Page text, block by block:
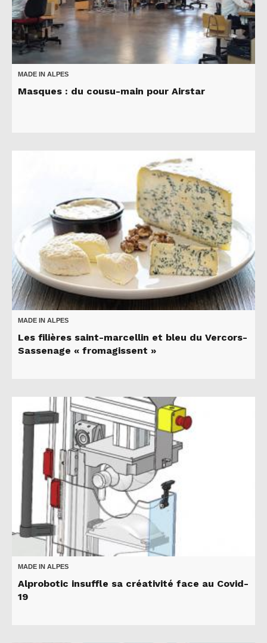
MADE IN ALPES
Masques : du cousu-main pour Airstar
MADE IN ALPES
Les filières saint-marcellin et bleu du Vercors-
Sassenage « fromagissent »
MADE IN ALPES
Alprobotic insuffle sa créativité face au Covid-
19